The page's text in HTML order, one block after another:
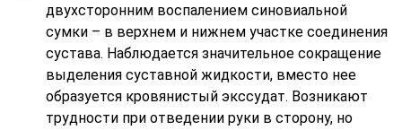
двухсторонним воспалением синовиальной
сумки – в верхнем и нижнем участке соединения
сустава. Наблюдается значительное сокращение
выделения суставной жидкости, вместо нее
образуется кровянистый экссудат. Возникают
трудности при отведении руки в сторону, но